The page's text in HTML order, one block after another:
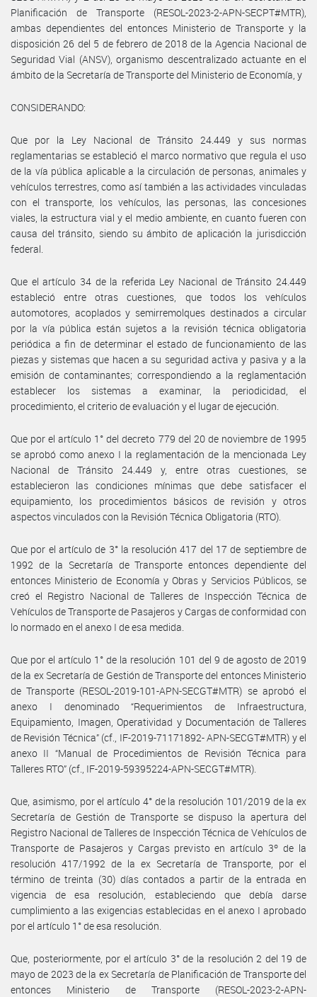
Planificación de Transporte (RESOL-2023-2-APN-SECPT#MTR),
ambas dependientes del entonces Ministerio de Transporte y la
disposición 26 del 5 de febrero de 2018 de la Agencia Nacional de
Seguridad Vial (ANSV), organismo descentralizado actuante en el
ámbito de la Secretaría de Transporte del Ministerio de Economía, y
CONSIDERANDO:
Que por la Ley Nacional de Tránsito 24.449 y sus normas
reglamentarias se estableció el marco normativo que regula el uso
de la vía pública aplicable a la circulación de personas, animales y
vehículos terrestres, como así también a las actividades vinculadas
con el transporte, los vehículos, las personas, las concesiones
viales, la estructura vial y el medio ambiente, en cuanto fueren con
causa del tránsito, siendo su ámbito de aplicación la jurisdicción
federal.
Que el artículo 34 de la referida Ley Nacional de Tránsito 24.449
estableció entre otras cuestiones, que todos los vehículos
automotores, acoplados y semirremolques destinados a circular
por la vía pública están sujetos a la revisión técnica obligatoria
periódica a fin de determinar el estado de funcionamiento de las
piezas y sistemas que hacen a su seguridad activa y pasiva y a la
emisión de contaminantes; correspondiendo a la reglamentación
establecer los sistemas a examinar, la periodicidad, el
procedimiento, el criterio de evaluación y el lugar de ejecución.
Que por el artículo 1° del decreto 779 del 20 de noviembre de 1995
se aprobó como anexo I la reglamentación de la mencionada Ley
Nacional de Tránsito 24.449 y, entre otras cuestiones, se
establecieron las condiciones mínimas que debe satisfacer el
equipamiento, los procedimientos básicos de revisión y otros
aspectos vinculados con la Revisión Técnica Obligatoria (RTO).
Que por el artículo de 3° la resolución 417 del 17 de septiembre de
1992 de la Secretaría de Transporte entonces dependiente del
entonces Ministerio de Economía y Obras y Servicios Públicos, se
creó el Registro Nacional de Talleres de Inspección Técnica de
Vehículos de Transporte de Pasajeros y Cargas de conformidad con
lo normado en el anexo I de esa medida.
Que por el artículo 1° de la resolución 101 del 9 de agosto de 2019
de la ex Secretaría de Gestión de Transporte del entonces Ministerio
de Transporte (RESOL-2019-101-APN-SECGT#MTR) se aprobó el
anexo I denominado “Requerimientos de Infraestructura,
Equipamiento, Imagen, Operatividad y Documentación de Talleres
de Revisión Técnica” (cf., IF-2019-71171892- APN-SECGT#MTR) y el
anexo II “Manual de Procedimientos de Revisión Técnica para
Talleres RTO” (cf., IF-2019-59395224-APN-SECGT#MTR).
Que, asimismo, por el artículo 4° de la resolución 101/2019 de la ex
Secretaría de Gestión de Transporte se dispuso la apertura del
Registro Nacional de Talleres de Inspección Técnica de Vehículos de
Transporte de Pasajeros y Cargas previsto en artículo 3º de la
resolución 417/1992 de la ex Secretaría de Transporte, por el
término de treinta (30) días contados a partir de la entrada en
vigencia de esa resolución, estableciendo que debía darse
cumplimiento a las exigencias establecidas en el anexo I aprobado
por el artículo 1° de esa resolución.
Que, posteriormente, por el artículo 3° de la resolución 2 del 19 de
mayo de 2023 de la ex Secretaría de Planificación de Transporte del
entonces Ministerio de Transporte (RESOL-2023-2-APN-